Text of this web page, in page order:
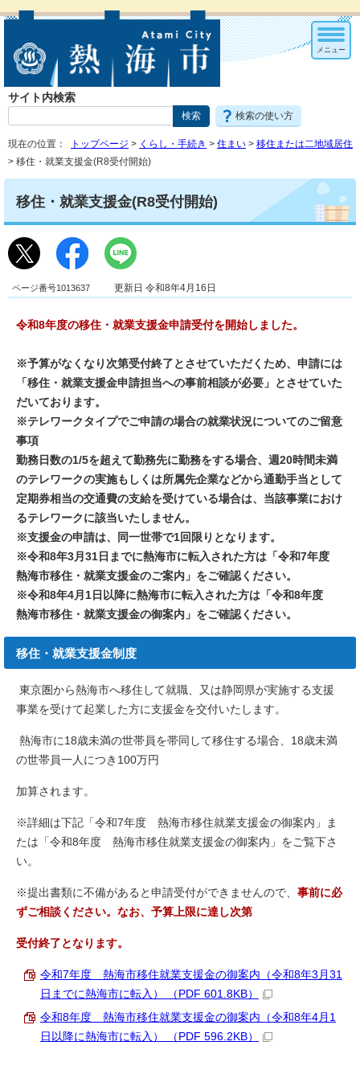
サイト内検索
検索の使い方
メニュー
現在の位置： トップページ > くらし・手続き > 住まい > 移住または二地域居住
> 移住・就業支援金(R8受付開始)
移住・就業支援金(R8受付開始)
ページ番号1013637 更新日 令和8年4月16日
令和8年度の移住・就業支援金申請受付を開始しました。
※予算がなくなり次第受付終了とさせていただくため、申請には
「移住・就業支援金申請担当への事前相談が必要」とさせていた
だいております。
※テレワークタイプでご申請の場合の就業状況についてのご留意
事項
勤務日数の1/5を超えて勤務先に勤務をする場合、週20時間未満
のテレワークの実施もしくは所属先企業などから通勤手当として
定期券相当の交通費の支給を受けている場合は、当該事業におけ
るテレワークに該当いたしません。
※支援金の申請は、同一世帯で1回限りとなります。
※令和8年3月31日までに熱海市に転入された方は「令和7年度
熱海市移住・就業支援金のご案内」をご確認ください。
※令和8年4月1日以降に熱海市に転入された方は「令和8年度
熱海市移住・就業支援金の御案内」をご確認ください。
移住・就業支援金制度
東京圏から熱海市へ移住して就職、又は静岡県が実施する支援
事業を受けて起業した方に支援金を交付いたします。
熱海市に18歳未満の世帯員を帯同して移住する場合、18歳未満
の世帯員一人につき100万円
加算されます。
※詳細は下記「令和7年度 熱海市移住就業支援金の御案内」ま
たは「令和8年度 熱海市移住就業支援金の御案内」をご覧下さ
い。
※提出書類に不備があると申請受付ができませんので、 事前に必
ずご相談ください。なお、予算上限に達し次第
受付終了となります。
令和7年度 熱海市移住就業支援金の御案内（令和8年3月31
日までに熱海市に転入） （PDF 601.8KB）
令和8年度 熱海市移住就業支援金の御案内（令和8年4月1
日以降に熱海市に転入） （PDF 596.2KB）